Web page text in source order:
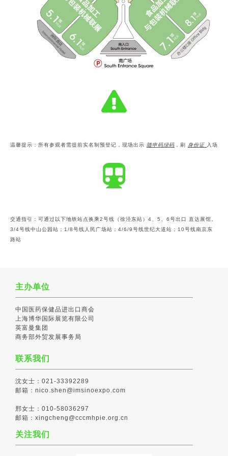
温馨提示： 所有参观者需提前实名制预登记，现场出示 随申码绿码 ，刷 身份证 入场
交通指引： 可通过以下地铁站点换乘2号线（徐泾东站）4、5、6号出口 直达展馆。
3/4号线中山公园站；1/8号线人民广场站；4/6/9号线世纪大道站；10号线南京东
路站
主办单位
中国医药保健品进出口商会
上海博华国际展览有限公司
英富曼集团
商务部外贸发展事务局
联系我们
沈女士：021-33392289
邮箱：nico.shen@imsinoexpo.com
邢女士：010-58036297
邮箱：xingcheng@cccmhpie.org.cn
关注我们